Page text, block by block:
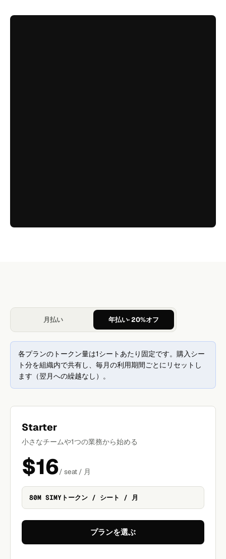
月払い 年払い· 20%オフ
各プランのトークン量は1シートあたり固定です。購入シー
ト分を組織内で共有し、毎月の利用期間ごとにリセットし
ます（翌月への繰越なし）。
Starter
小さなチームや1つの業務から始める
$16/ seat / 月
80M SIMYトークン / シート / 月
プランを選ぶ